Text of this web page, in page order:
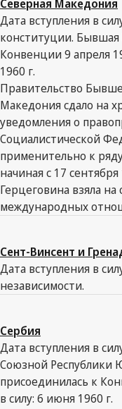
Северная Македония
Дата вступления в
конституции. Бывшая
Конвенции 9 апреля
1960 г.
Правительство
Македония сдало на
уведомления о
Социалистической
применительно к
начиная с 17
Герцеговина взяла
международных
Сент-Винсент и
Дата вступления в
независимости.
Сербия
Дата вступления в
Союзной Республики
присоединилась к
в силу: 6 июня 1960 г.